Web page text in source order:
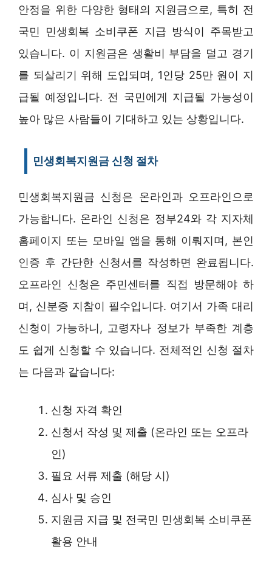
안정을 위한 다양한 형태의 지원금으로, 특히 전
국민 민생회복 소비쿠폰 지급 방식이 주목받고
있습니다. 이 지원금은 생활비 부담을 덜고 경기
를 되살리기 위해 도입되며, 1인당 25만 원이 지
급될 예정입니다. 전 국민에게 지급될 가능성이
높아 많은 사람들이 기대하고 있는 상황입니다.
민생회복지원금 신청 절차
민생회복지원금 신청은 온라인과 오프라인으로
가능합니다. 온라인 신청은 정부24와 각 지자체
홈페이지 또는 모바일 앱을 통해 이뤄지며, 본인
인증 후 간단한 신청서를 작성하면 완료됩니다.
오프라인 신청은 주민센터를 직접 방문해야 하
며, 신분증 지참이 필수입니다. 여기서 가족 대리
신청이 가능하니, 고령자나 정보가 부족한 계층
도 쉽게 신청할 수 있습니다. 전체적인 신청 절차
는 다음과 같습니다:
신청 자격 확인
신청서 작성 및 제출 (온라인 또는 오프라
인)
필요 서류 제출 (해당 시)
심사 및 승인
지원금 지급 및 전국민 민생회복 소비쿠폰
활용 안내